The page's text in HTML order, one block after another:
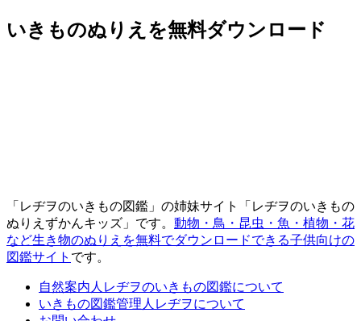
いきものぬりえを無料ダウンロード
「レヂヲのいきもの図鑑」の姉妹サイト「レヂヲのいきもの
ぬりえずかんキッズ」です。 動物・鳥・昆虫・魚・植物・花
など生き物のぬりえを無料でダウンロードできる子供向けの
図鑑サイト です。
自然案内人レヂヲのいきもの図鑑について
いきもの図鑑管理人レヂヲについて